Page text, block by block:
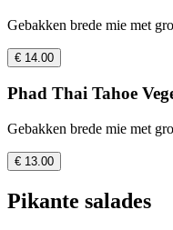
Gebakken brede mie met
€ 14.00
Phad Thai Tahoe
Gebakken brede mie met
€ 13.00
Pikante salades